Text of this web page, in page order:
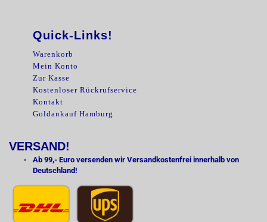
Quick-Links!
Warenkorb
Mein Konto
Zur Kasse
Kostenloser Rückrufservice
Kontakt
Goldankauf Hamburg
VERSAND!
Ab 99,- Euro versenden wir Versandkostenfrei innerhalb von
Deutschland!